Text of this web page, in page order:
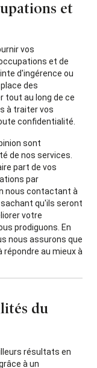
et
vos
et de
d'ingérence ou
des
tout au long de ce
à traiter vos
confidentialité.
sont
de nos services.
part de vos
par
nous contactant à
sachant qu'ils seront
votre
prodiguons. En
nous assurons que
au mieux à
du
résultats en
à un